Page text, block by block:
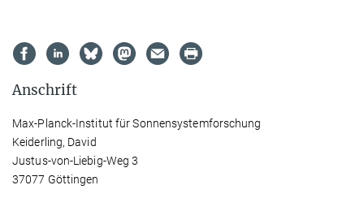
Anschrift
Max-Planck-Institut für Sonnensystemforschung
Keiderling, David
Justus-von-Liebig-Weg 3
37077 Göttingen